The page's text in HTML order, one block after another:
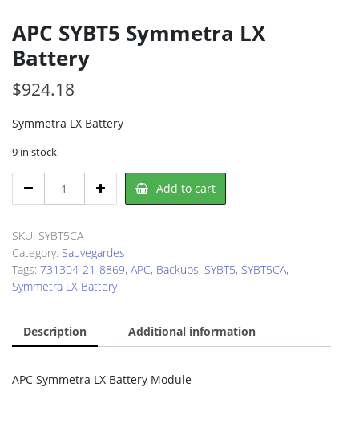
APC SYBT5 Symmetra LX
Battery
$924.18
Symmetra LX Battery
9 in stock
SYBT5
LX
Battery
quantity
Add to cart
SKU: SYBT5CA
Category: Sauvegardes
Tags: 731304-21-8869, APC, Backups, SYBT5, SYBT5CA,
Symmetra LX Battery
Description Additional information
APC Symmetra LX Battery Module